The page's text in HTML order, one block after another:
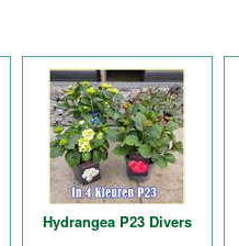
Hydrangea P23 Divers